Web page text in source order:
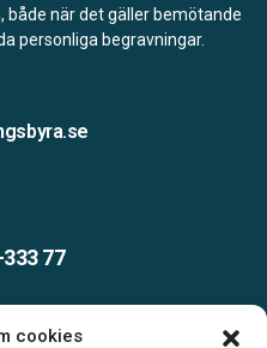
cookies
både när det gäller bemötande
personliga begravningar.
77